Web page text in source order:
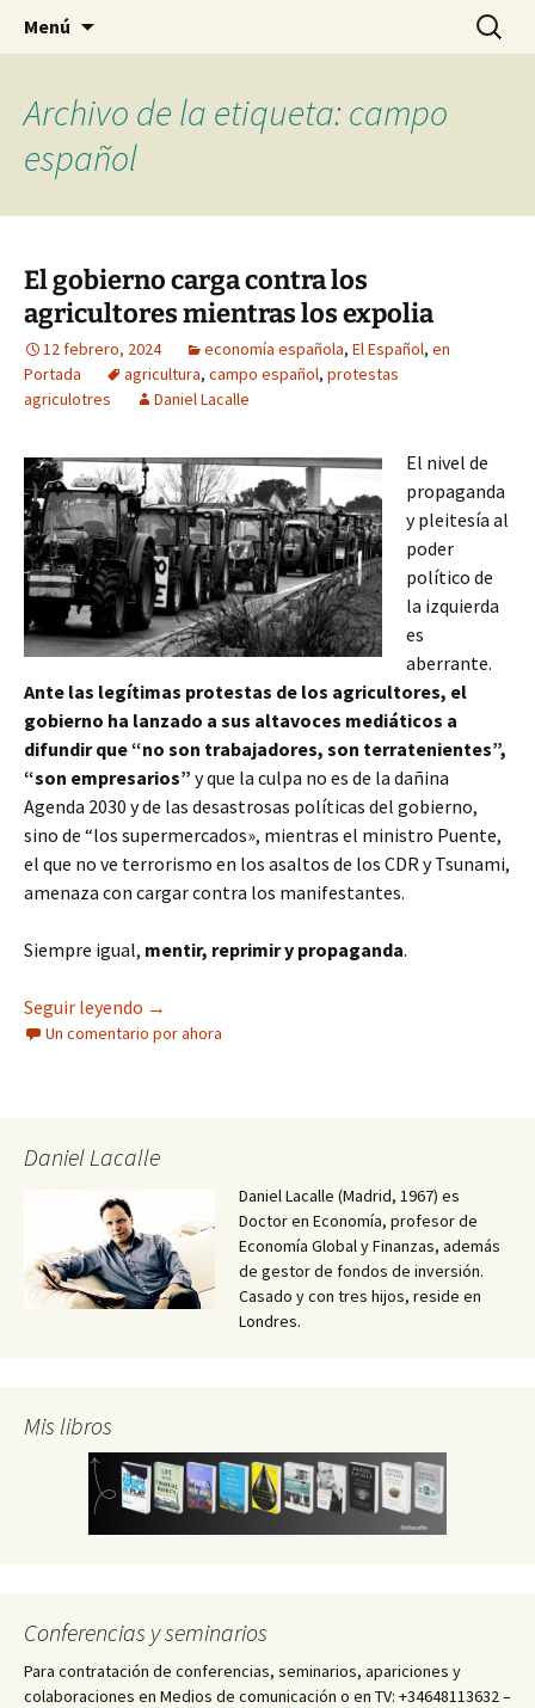
dlacalle.com
Blog de Daniel Lacalle
Menú Buscar:
Archivo de la etiqueta: campo
español
El gobierno carga contra los
agricultores mientras los expolia
12 febrero, 2024 economía española, El Español, en
Portada
agricultura, campo español, protestas
agriculotres
Daniel Lacalle
El nivel de
propaganda
y pleitesía al
poder
político de
la izquierda
es
aberrante.
Ante las legítimas protestas de los agricultores, el
gobierno ha lanzado a sus altavoces mediáticos a
difundir que “no son trabajadores, son terratenientes”,
“son empresarios” y que la culpa no es de la dañina
Agenda 2030 y de las desastrosas políticas del gobierno,
sino de “los supermercados», mientras el ministro Puente,
el que no ve terrorismo en los asaltos de los CDR y Tsunami,
amenaza con cargar contra los manifestantes.
Siempre igual, mentir, reprimir y propaganda.
Seguir leyendo El gobierno carga contra los agricultores
→
Un comentario por ahora
Daniel Lacalle
Daniel Lacalle (Madrid, 1967) es
Doctor en Economía, profesor de
Economía Global y Finanzas, además
de gestor de fondos de inversión.
Casado y con tres hijos, reside en
Londres.
Mis libros
Conferencias y seminarios
Para contratación de conferencias, seminarios, apariciones y
colaboraciones en Medios de comunicación o en TV: +34648113632 –